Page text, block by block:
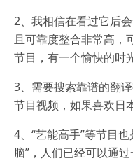
2、我相信在看过它后
且可靠度整合非常高，
节目，有一个愉快的时
3、需要搜索靠谱的翻
节目视频，如果喜欢日
4、“艺能高手”等节目
脑”，人们已经可以通